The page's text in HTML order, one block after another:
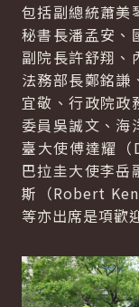
包括副總統蕭美
秘書長潘孟安、
副院長許舒翔、
法務部長鄭銘謙
宜敬、行政院政
委員吳誠文、海
臺大使傅達耀（
巴拉圭大使李岳
斯（Robert
等亦出席是項歡